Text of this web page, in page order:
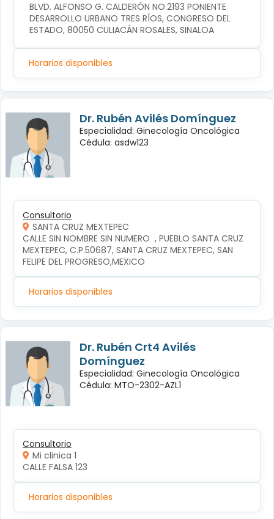
BLVD. ALFONSO G. CALDERÓN NO.2193 PONIENTE
DESARROLLO URBANO TRES RÍOS, CONGRESO DEL
ESTADO, 80050 CULIACÁN ROSALES, SINALOA
Horarios disponibles
Dr. Rubén Avilés Domínguez
Especialidad: Ginecología Oncológica
Cédula: asdw123
Consultorio
SANTA CRUZ MEXTEPEC
CALLE SIN NOMBRE SIN NUMERO  , PUEBLO SANTA CRUZ
MEXTEPEC, C.P.50687, SANTA CRUZ MEXTEPEC, SAN
FELIPE DEL PROGRESO,MEXICO
Horarios disponibles
Dr. Rubén Crt4 Avilés
Domínguez
Especialidad: Ginecología Oncológica
Cédula: MTO-2302-AZL1
Consultorio
Mi clinica 1
CALLE FALSA 123
Horarios disponibles